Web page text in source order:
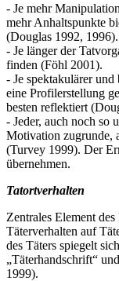
- Je mehr
mehr Anhaltspunkte
(Douglas 1992, 1996).
- Je länger der
finden (Föhl 2001).
- Je spektakulärer und
eine Profilerstellung
besten reflektiert
- Jeder, auch noch so
Motivation zugrunde,
(Turvey 1999). Der
übernehmen.
Tatortverhalten
Zentrales Element
Täterverhalten auf
des Täters spiegelt
„Täterhandschrift“
1999).